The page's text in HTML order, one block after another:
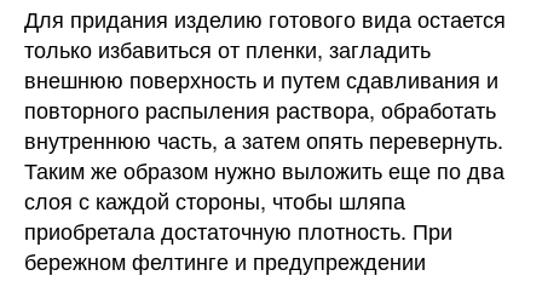
Для придания изделию готового вида остается
только избавиться от пленки, загладить
внешнюю поверхность и путем сдавливания и
повторного распыления раствора, обработать
внутреннюю часть, а затем опять перевернуть.
Таким же образом нужно выложить еще по два
слоя с каждой стороны, чтобы шляпа
приобретала достаточную плотность. При
бережном фелтинге и предупреждении